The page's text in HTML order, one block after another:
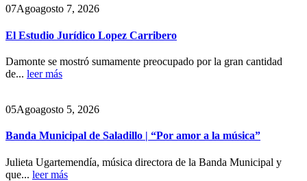
07Agoagosto 7, 2026
El Estudio Jurídico Lopez Carribero
Damonte se mostró sumamente preocupado por la gran cantidad
de... leer más
05Agoagosto 5, 2026
Banda Municipal de Saladillo | “Por amor a la música”
Julieta Ugartemendía, música directora de la Banda Municipal y
que... leer más